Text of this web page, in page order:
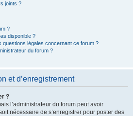
joints ?
?
disponible ?
questions légales concernant ce forum ?
du forum ?
et d’enregistrement
?
l’administrateur du forum peut avoir
nécessaire de s’enregistrer pour poster des